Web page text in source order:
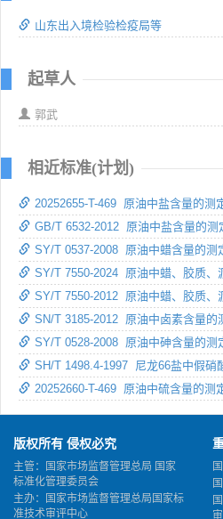
山东出入境检验检疫局等
起草人
郭武
相近标准(计划)
20252655-T-469 原油中盐含量的测
GB/T 6532-2012 原油中盐含量的测
SY/T 0537-2008 原油中蜡含量的测
SY/T 7550-2024 原油中蜡、胶质、
SY/T 7550-2012 原油中蜡、胶质、
SN/T 3185-2012 原油中卤素含量的
SY/T 0528-2008 原油中砷含量的测
SH/T 1498.4-1997 尼龙66盐中假硝
20252660-T-469 原油中硫含量的测
版权所有 侵权必究
主管：国家市场监督管理总局 国家
标准化管理委员会
主办：国家市场监督管理总局国家标
准技术审评中心